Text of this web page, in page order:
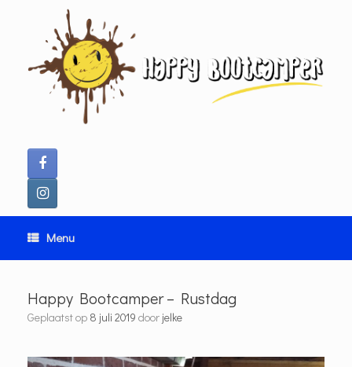
Menu
Happy Bootcamper – Rustdag
Geplaatst op 8 juli 2019 door jelke